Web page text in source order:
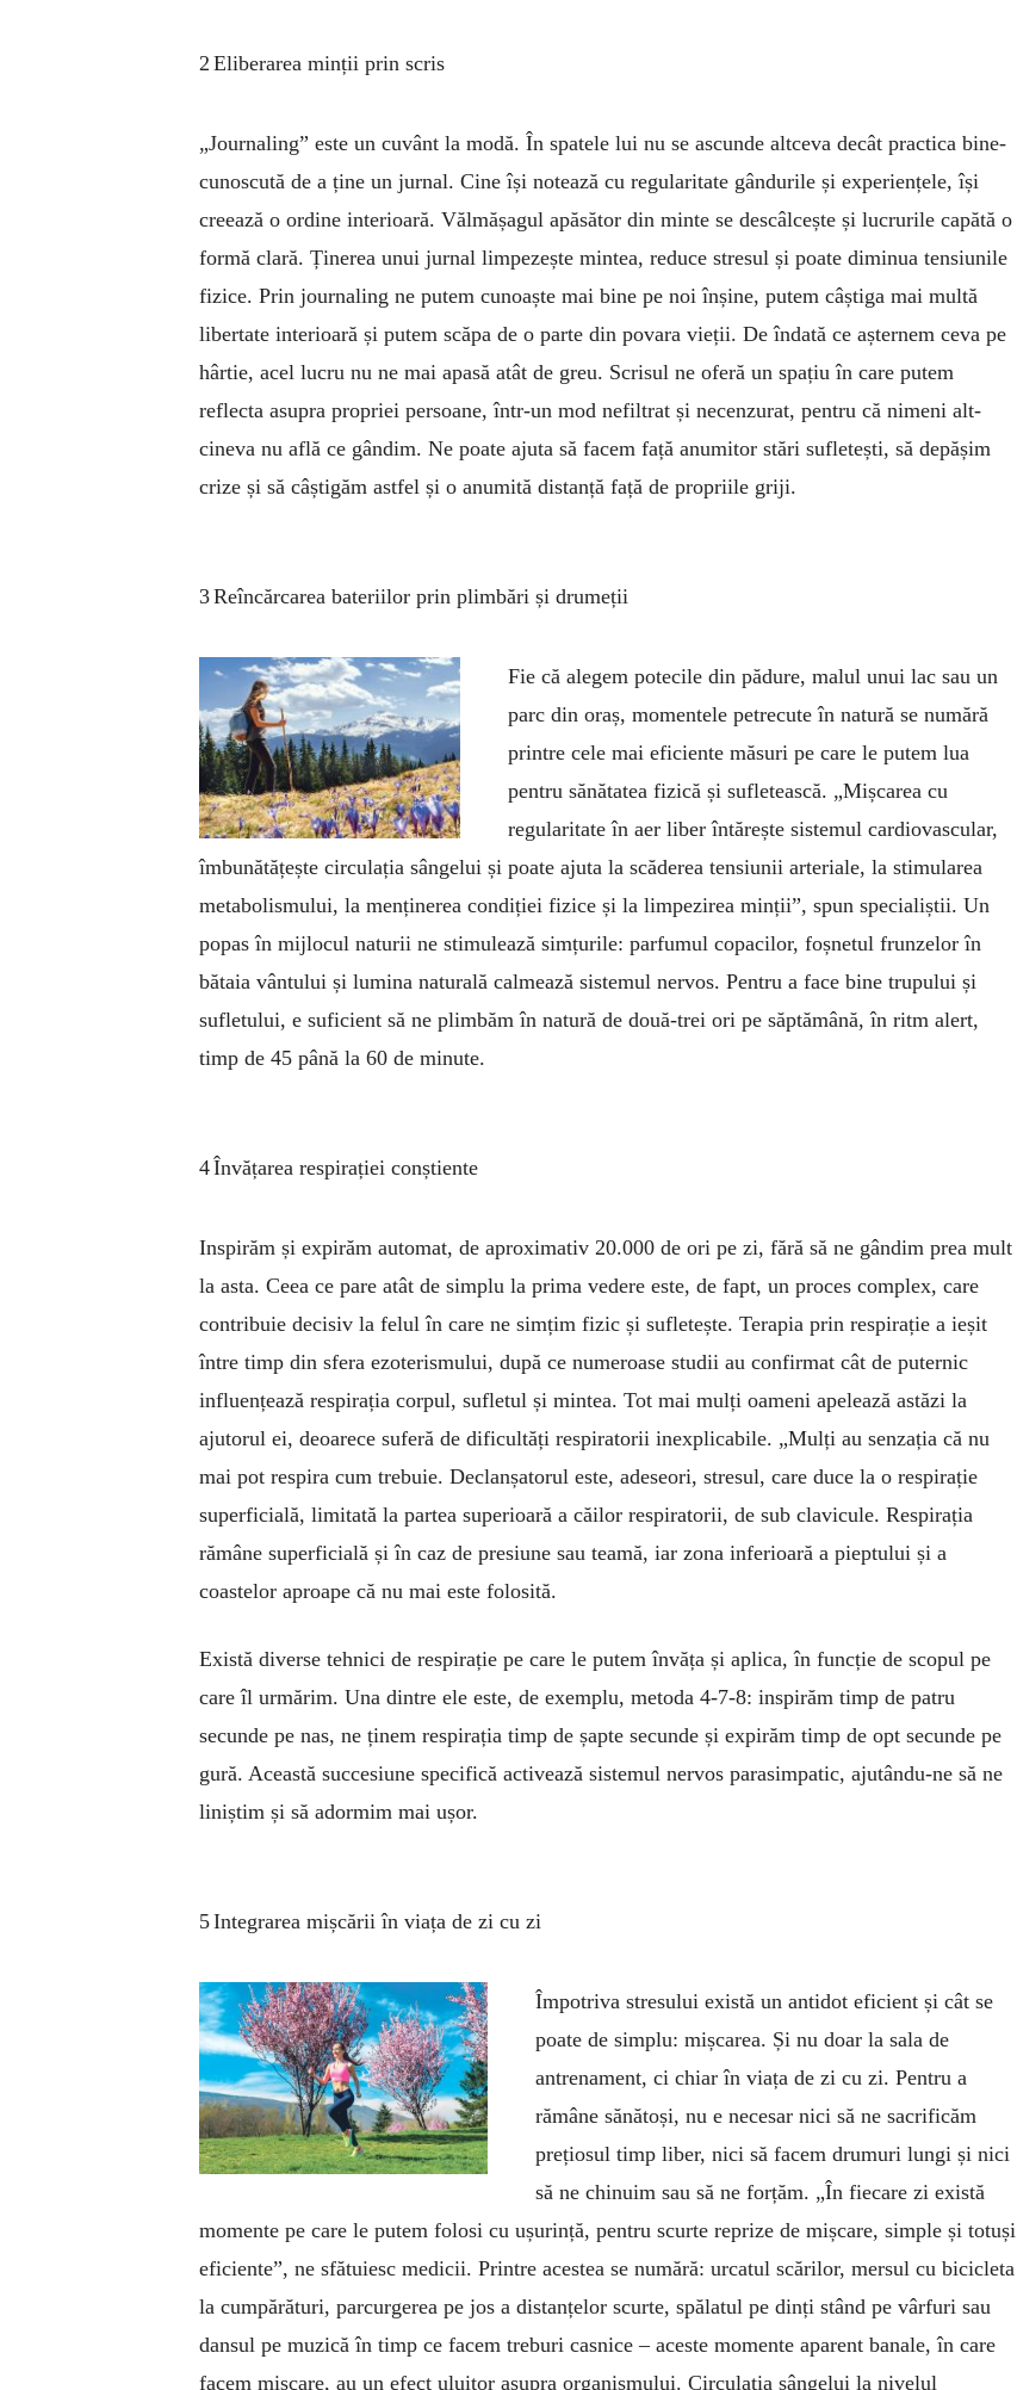
2 Eliberarea minții prin scris
„Journaling” este un cuvânt la modă. În spatele lui nu se ascunde altceva decât practica bine-
cunoscută de a ține un jurnal. Cine își notează cu regularitate gândurile și experiențele, își
creează o ordine interioară. Vălmășagul apăsător din minte se descâlcește și lucrurile capătă o
formă clară. Ținerea unui jurnal limpezește mintea, reduce stresul și poate diminua tensiunile
fizice. Prin journaling ne putem cunoaște mai bine pe noi înșine, putem câștiga mai multă
libertate interioară și putem scăpa de o parte din povara vieții. De îndată ce așternem ceva pe
hârtie, acel lucru nu ne mai apasă atât de greu. Scrisul ne oferă un spațiu în care putem
reflecta asupra propriei persoane, într-un mod nefiltrat și necenzurat, pentru că nimeni alt­
cineva nu află ce gândim. Ne poate ajuta să facem față anumitor stări sufletești, să depășim
crize și să câștigăm astfel și o anumită distanță față de propriile griji.
3 Reîncărcarea bateriilor prin plimbări și drumeții
Fie că alegem potecile din pădure, malul unui lac sau un
parc din oraș, momentele petrecute în natură se numără
printre cele mai eficiente măsuri pe care le putem lua
pentru sănătatea fizică și sufletească. „Mișcarea cu
regularitate în aer liber întărește sistemul cardiovascular,
îmbunătățește circulația sângelui și poate ajuta la scăderea tensiunii arteriale, la stimularea
metabolismului, la menținerea condiției fizice și la limpezirea minții”, spun specialiștii. Un
popas în mijlocul naturii ne stimulează simțurile: parfumul copacilor, foșnetul frunzelor în
bătaia vântului și lumina naturală calmează sistemul nervos. Pentru a face bine trupului și
sufletului, e suficient să ne plimbăm în natură de două-trei ori pe săptămână, în ritm alert,
timp de 45 până la 60 de minute.
4 Învățarea respirației conștiente
Inspirăm și expirăm automat, de aproximativ 20.000 de ori pe zi, fără să ne gândim prea mult
la asta. Ceea ce pare atât de simplu la prima vedere este, de fapt, un proces complex, care
contribuie decisiv la felul în care ne simțim fizic și sufletește. Terapia prin respirație a ieșit
între timp din sfera ezoterismului, după ce numeroase studii au confirmat cât de puternic
influențează respirația corpul, sufletul și mintea. Tot mai mulți oameni apelează astăzi la
ajutorul ei, deoarece suferă de dificultăți respiratorii inexplicabile. „Mulți au senzația că nu
mai pot respira cum trebuie. Declanșatorul este, adeseori, stresul, care duce la o respirație
superficială, limitată la partea superioară a căilor respiratorii, de sub clavicule. Respirația
rămâne superficială și în caz de presiune sau teamă, iar zona inferioară a pieptului și a
coastelor aproape că nu mai este folosită.
Există diverse tehnici de respirație pe care le putem învăța și aplica, în funcție de scopul pe
care îl urmărim. Una dintre ele este, de exemplu, metoda 4-7-8: inspirăm timp de patru
secunde pe nas, ne ținem respirația timp de șapte secunde și expirăm timp de opt secunde pe
gură. Această succesiune specifică activează sistemul nervos parasimpatic, ajutându-ne să ne
liniștim și să adormim mai ușor.
5 Integrarea mișcării în viața de zi cu zi
Împotriva stresului există un antidot eficient și cât se
poate de simplu: mișcarea. Și nu doar la sala de
antrenament, ci chiar în viața de zi cu zi. Pentru a
rămâne sănătoși, nu e necesar nici să ne sacrificăm
prețiosul timp liber, nici să facem drumuri lungi și nici
să ne chinuim sau să ne forțăm. „În fiecare zi există
momente pe care le putem folosi cu ușurință, pentru scurte reprize de mișcare, simple și totuși
eficiente”, ne sfătuiesc medicii. Printre acestea se numără: urcatul scărilor, mersul cu bicicleta
la cumpărături, parcurgerea pe jos a distanțelor scurte, spălatul pe dinți stând pe vârfuri sau
dansul pe muzică în timp ce facem treburi casnice – aceste momente aparent banale, în care
facem mișcare, au un efect uluitor asupra organismului. Circulația sângelui la nivelul